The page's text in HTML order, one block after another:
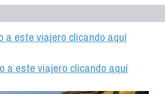
a este viajero clicando aquí
a este viajero clicando aquí